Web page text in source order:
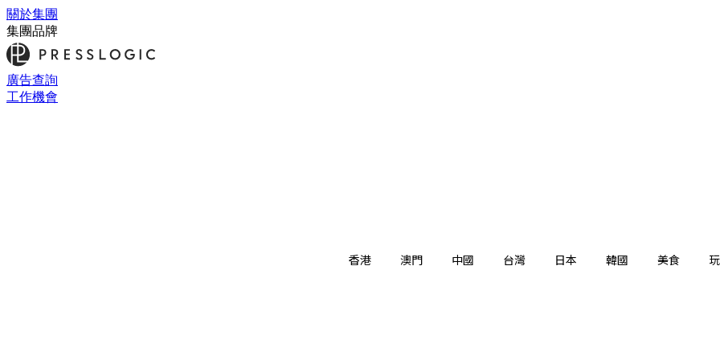
關於集團
集團品牌
廣告查詢
工作機會
香港 澳門 中國 台灣 日本 韓國 美食